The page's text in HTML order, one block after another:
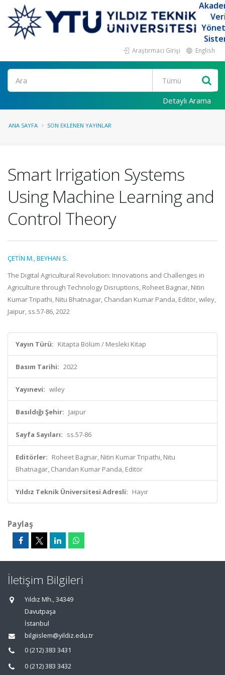
Araştırmacı Girişi English
Ara
Detaylı Arama
ANA SAYFA SON EKLENEN YAYINLAR
Smart Irrigation Systems
Using Machine Learning and
Control Theory
ÇETİN M.,BEYHAN S.
The Digital Agricultural Revolution: Innovations and Challenges in
Agriculture through Technology Disruptions, Roheet Bagnar, Nitin
Kumar Tripathi, Nitu Bhatnagar, Chandan Kumar Panda, Editör, wiley,
Jaipur, ss.57-86, 2022
Yayın Türü: Kitapta Bölüm / Mesleki Kitap
Basım Tarihi: 2022
Yayınevi: wiley
Basıldığı Şehir: Jaipur
Sayfa Sayıları: ss.57-86
Editörler: Roheet Bagnar, Nitin Kumar Tripathi, Nitu
Bhatnagar, Chandan Kumar Panda, Editör
Yıldız Teknik Üniversitesi Adresli: Hayır
Paylaş
İletişim Bilgileri
Yıldız Mh., 34349
Davutpaşa
İstanbul
bilgiislem@yildiz.edu.tr
0 (212) 383 3431
0 (212) 383 3432